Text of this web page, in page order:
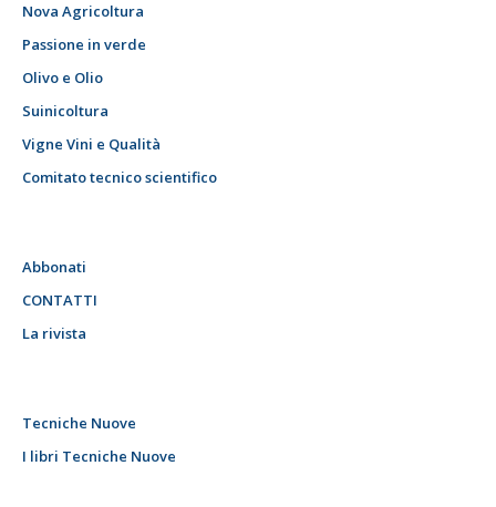
Nova Agricoltura
Passione in verde
Olivo e Olio
Suinicoltura
Vigne Vini e Qualità
Comitato tecnico scientifico
Abbonati
CONTATTI
La rivista
Tecniche Nuove
I libri Tecniche Nuove